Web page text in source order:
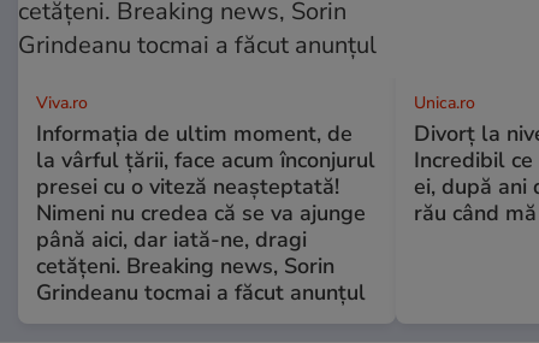
Viva.ro
Informația de ultim moment, de
la vârful țării, face acum înconjurul
presei cu o viteză neașteptată!
Nimeni nu credea că se va ajunge
până aici, dar iată-ne, dragi
cetățeni. Breaking news, Sorin
Grindeanu tocmai a făcut anunțul
Unica.ro
Divorț la
Incredibil
ei, după ani
rău când